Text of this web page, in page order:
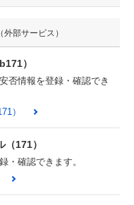
（外部サービス）
）
否情報を登録・確認でき
）
171）
・確認できます。